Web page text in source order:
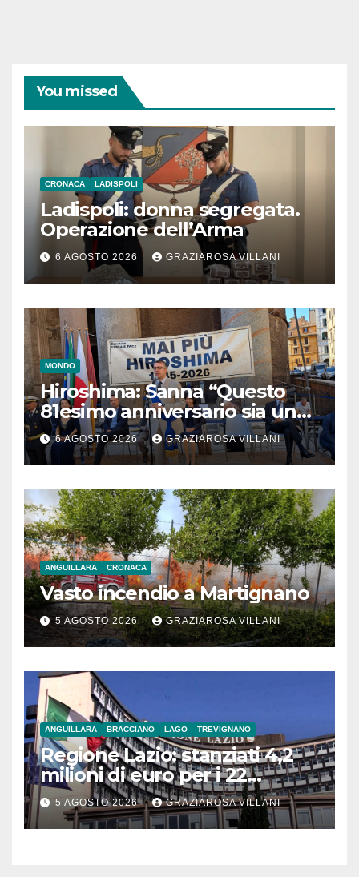
You missed
CRONACA LADISPOLI
Ladispoli: donna segregata.
Operazione dell’Arma
6 AGOSTO 2026 GRAZIAROSA VILLANI
MONDO
Hiroshima: Sanna “Questo
81esimo anniversario sia un
monito per tutti”
6 AGOSTO 2026 GRAZIAROSA VILLANI
ANGUILLARA CRONACA
Vasto incendio a Martignano
5 AGOSTO 2026 GRAZIAROSA VILLANI
ANGUILLARA BRACCIANO LAGO TREVIGNANO
Regione Lazio: stanziati 4,2
milioni di euro per i 22
Comuni dell’Etruria
Meridionale
5 AGOSTO 2026 GRAZIAROSA VILLANI